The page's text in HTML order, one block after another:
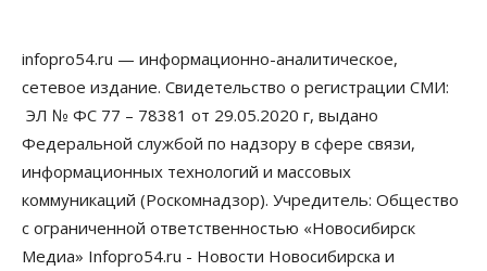
Телекоммуникации
В 16 населённых пунктах Мошковского района
модернизировали мобильную связь
06 Августа 2026, 11:35
Бизнес Право&Порядок ПроБизнес
Злоумышленники опять атакуют
новосибирские компании через электронную
почту
06 Августа 2026, 11:00
infopro54.ru — информационно-аналитическое,
сетевое издание. Свидетельство о регистрации СМИ:
ЭЛ № ФС 77 – 78381 от 29.05.2020 г, выдано
Федеральной службой по надзору в сфере связи,
информационных технологий и массовых
коммуникаций (Роскомнадзор). Учредитель: Общество
с ограниченной ответственностью «Новосибирск
Медиа» Infopro54.ru - Новости Новосибирска и